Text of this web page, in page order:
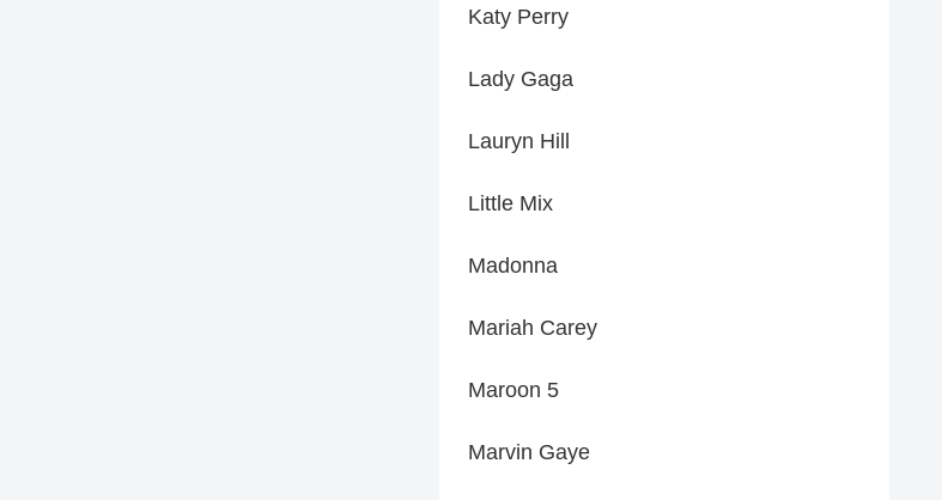
Katy Perry
Lady Gaga
Lauryn Hill
Little Mix
Madonna
Mariah Carey
Maroon 5
Marvin Gaye